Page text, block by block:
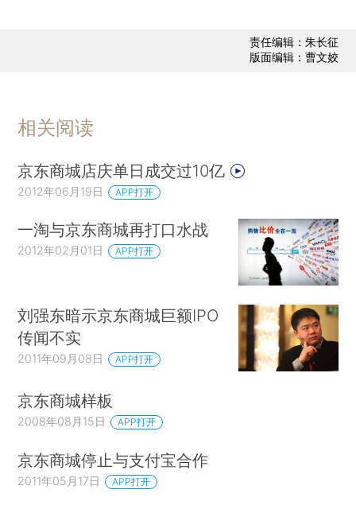
责任编辑：朱长征
版面编辑：曹文姣
相关阅读
京东商城店庆单日成交过10亿
2012年06月19日 APP打开
一淘与京东商城再打口水战
2012年02月01日 APP打开
刘强东暗示京东商城巨额IPO
传闻不实
2011年09月08日 APP打开
京东商城样板
2008年08月15日 APP打开
京东商城停止与支付宝合作
2011年05月17日 APP打开